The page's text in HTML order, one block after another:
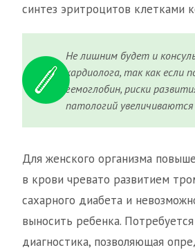
синтез эритроцитов клетками
Не лишним будет и
кардиолога, так как если
гемоглобин, риски
патологий увеличиваются
Для женского организма
в крови чревато развитием
сахарного диабета и
выносить ребенка.
диагностика, позволяющая